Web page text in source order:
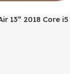
13” 2018 Core i5